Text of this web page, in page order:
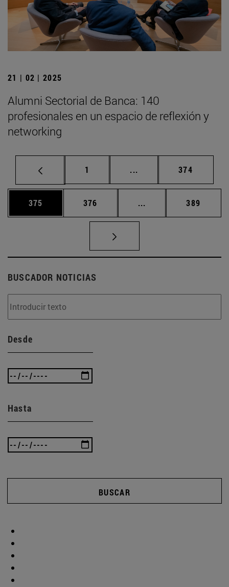
21 | 02 | 2025
Alumni Sectorial de Banca: 140
profesionales en un espacio de reflexión y
networking
Página
1 ... Páginas intermedias
Página
374
Página
375 Página
376 ... Páginas intermedias
Página
389
BUSCADOR NOTICIAS
Desde
Hasta
BUSCAR